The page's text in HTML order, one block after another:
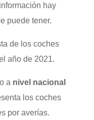
hay
puede tener.
de los coches
año de 2021.
a nivel nacional
los coches
por averías.